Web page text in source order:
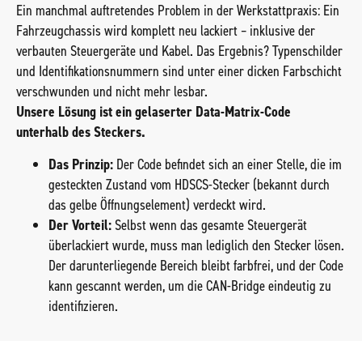
Ein manchmal auftretendes Problem in der Werkstattpraxis: Ein
Fahrzeugchassis wird komplett neu lackiert – inklusive der
verbauten Steuergeräte und Kabel. Das Ergebnis? Typenschilder
und Identifikationsnummern sind unter einer dicken Farbschicht
verschwunden und nicht mehr lesbar.
Unsere Lösung ist ein gelaserter Data-Matrix-Code
unterhalb des Steckers.
Das Prinzip: Der Code befindet sich an einer Stelle, die im
gesteckten Zustand vom HDSCS-Stecker (bekannt durch
das gelbe Öffnungselement) verdeckt wird.
Der Vorteil:Selbst wenn das gesamte Steuergerät
überlackiert wurde, muss man lediglich den Stecker lösen.
Der darunterliegende Bereich bleibt farbfrei, und der Code
kann gescannt werden, um die CAN-Bridge eindeutig zu
identifizieren.